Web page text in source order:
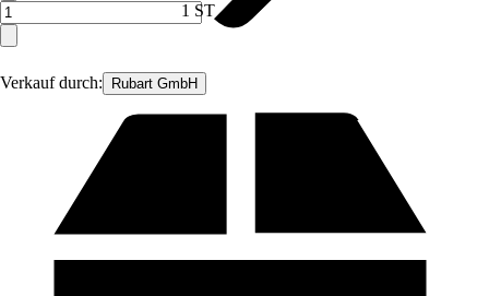
Verkauf durch: Rubart GmbH
1 ST